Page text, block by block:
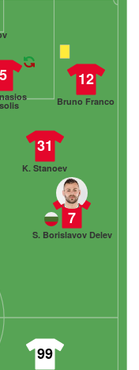
12
Bruno Franco
5
31
K. Stanoev
7
S. Borislavov Delev
99